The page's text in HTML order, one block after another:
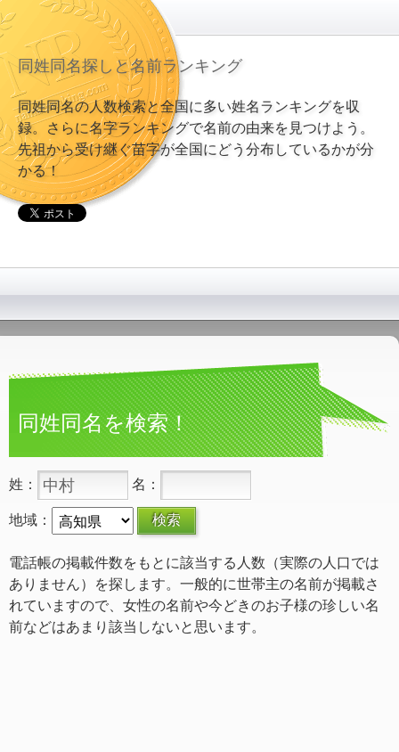
同姓同名探しと名前ランキング
同姓同名の人数検索と全国に多い姓名ランキングを収
録。さらに名字ランキングで名前の由来を見つけよう。
先祖から受け継ぐ苗字が全国にどう分布しているかが分
かる！
同姓同名を検索！
姓： 名：
地域：
電話帳の掲載件数をもとに該当する人数（実際の人口では
ありません）を探します。一般的に世帯主の名前が掲載さ
れていますので、女性の名前や今どきのお子様の珍しい名
前などはあまり該当しないと思います。